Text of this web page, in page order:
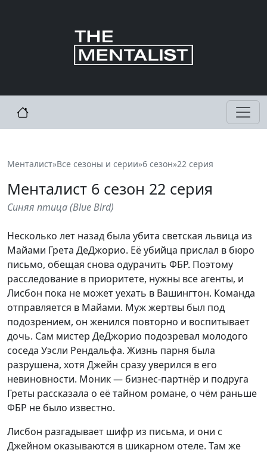
Менталист»Все сезоны и серии»6 сезон»22 серия
Менталист 6 сезон 22 серия
Синяя птица(Blue Bird)
Несколько лет назад была убита светская львица из
Майами Грета ДеДжорио. Её убийца прислал в бюро
письмо, обещая снова одурачить ФБР. Поэтому
расследование в приоритете, нужны все агенты, и
Лисбон пока не может уехать в Вашингтон. Команда
отправляется в Майами. Муж жертвы был под
подозрением, он женился повторно и воспитывает
дочь. Сам мистер ДеДжорио подозревал молодого
соседа Уэсли Рендальфа. Жизнь парня была
разрушена, хотя Джейн сразу уверился в его
невиновности. Моник — бизнес-партнёр и подруга
Греты рассказала о её тайном романе, о чём раньше
ФБР не было известно.
Лисбон разгадывает шифр из письма, и они с
Джейном оказываются в шикарном отеле. Там же